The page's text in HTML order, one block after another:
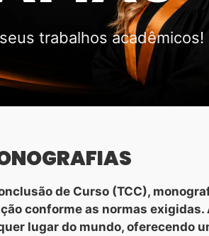
trabalhos acadêmicos!
de Curso (TCC),
conforme as normas exigidas.
lugar do mundo, oferecendo